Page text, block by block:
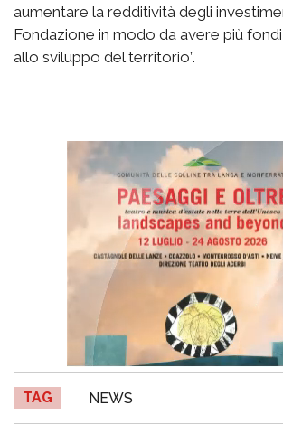
aumentare la redditività degli
Fondazione in modo da avere più
allo sviluppo del territorio”.
TAG NEWS